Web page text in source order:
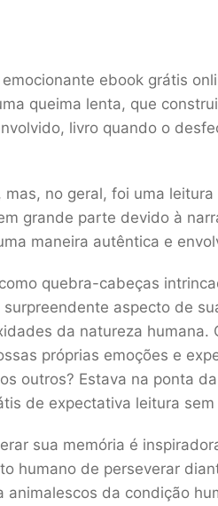
ebook grátis
queima lenta, que
livro quando o
no geral, foi uma
grande parte devido à
maneira autêntica e
quebra-cabeças
aspecto de
da natureza humana.
próprias emoções e
outros? Estava na ponta
de expectativa leitura
sua memória é
humano de perseverar
da condição